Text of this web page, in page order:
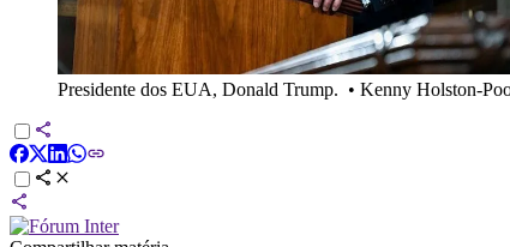
Presidente dos EUA, Donald Trump. • Kenny Holston-